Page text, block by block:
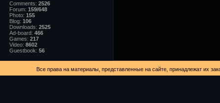
Comments: 2526
Forum: 159/648
Photo: 155
Blog: 106
Downloads: 2525
Ad-board: 466
Games: 217
Video: 8602
Guestbook: 56
Все права на материалы, представленные на сайте, принадлежат их